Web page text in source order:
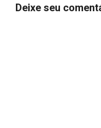
Deixe seu